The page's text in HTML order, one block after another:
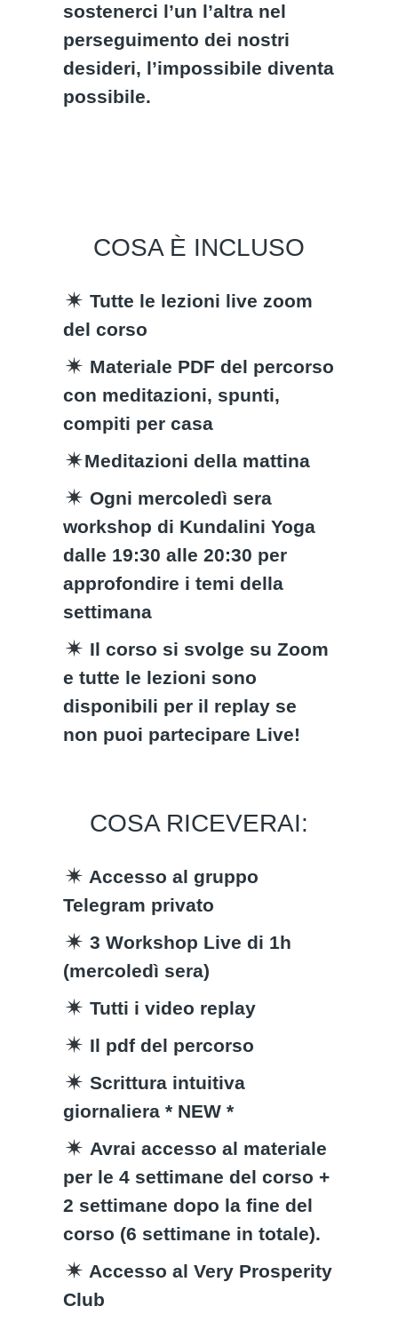
sostenerci l’un l’altra nel
perseguimento dei nostri
desideri, l’impossibile diventa
possibile.
COSA È INCLUSO
Tutte le lezioni live zoom
del corso
Materiale PDF del percorso
con meditazioni, spunti,
compiti per casa
Meditazioni della mattina
Ogni mercoledì sera
workshop di Kundalini Yoga
dalle 19:30 alle 20:30 per
approfondire i temi della
settimana
Il corso si svolge su Zoom
e tutte le lezioni sono
disponibili per il replay se
non puoi partecipare Live!
COSA RICEVERAI:
Accesso al gruppo
Telegram privato
3 Workshop Live di 1h
(mercoledì sera)
Tutti i video replay
Il pdf del percorso
Scrittura intuitiva
giornaliera * NEW *
Avrai accesso al materiale
per le 4 settimane del corso +
2 settimane dopo la fine del
corso (6 settimane in totale).
Accesso al Very Prosperity
Club